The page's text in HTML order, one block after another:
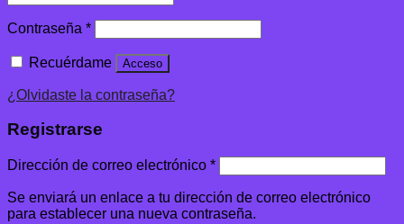
Contraseña *
Recuérdame Acceso
¿Olvidaste la contraseña?
Registrarse
Dirección de correo electrónico *
Se enviará un enlace a tu dirección de correo electrónico
para establecer una nueva contraseña.